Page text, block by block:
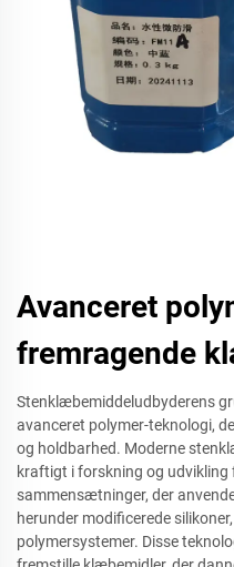
Avanceret
fremragende
Stenklæbemiddeludbyderens
avanceret polymer-teknologi,
og holdbarhed. Moderne
kraftigt i forskning og udvikling
sammensætninger, der
herunder modificerede
polymersystemer. Disse